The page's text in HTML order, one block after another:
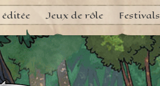
Jeux de rôle Festivals